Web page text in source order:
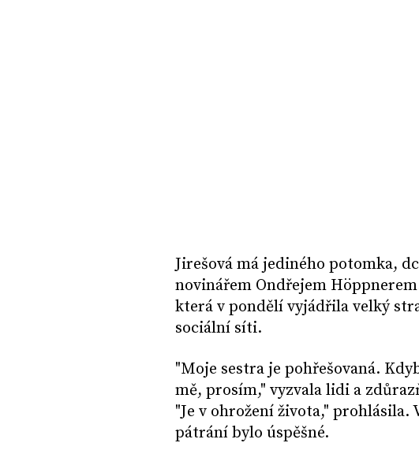
Jirešová má jediného potomka,
novinářem Ondřejem
která v pondělí vyjádřila velký
sociální síti.
"Moje sestra je pohřešovaná.
mě, prosím," vyzvala lidi a
"Je v ohrožení života,"
pátrání bylo úspěšné.